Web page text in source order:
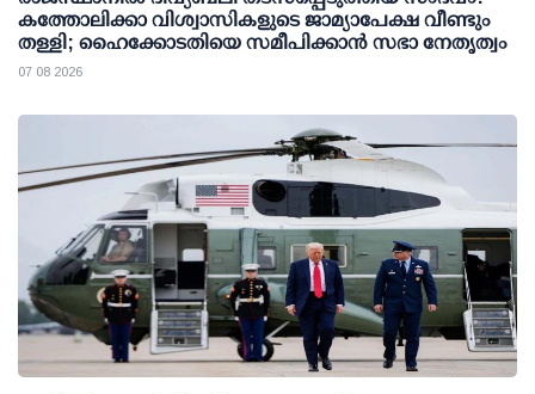
കത്തോലിക്കാ വിശ്വാസികളുടെ ജാമ്യാപേക്ഷ വീണ്ടും
തള്ളി; ഹൈക്കോടതിയെ സമീപിക്കാൻ സഭാ നേതൃത്വം
07 08 2026